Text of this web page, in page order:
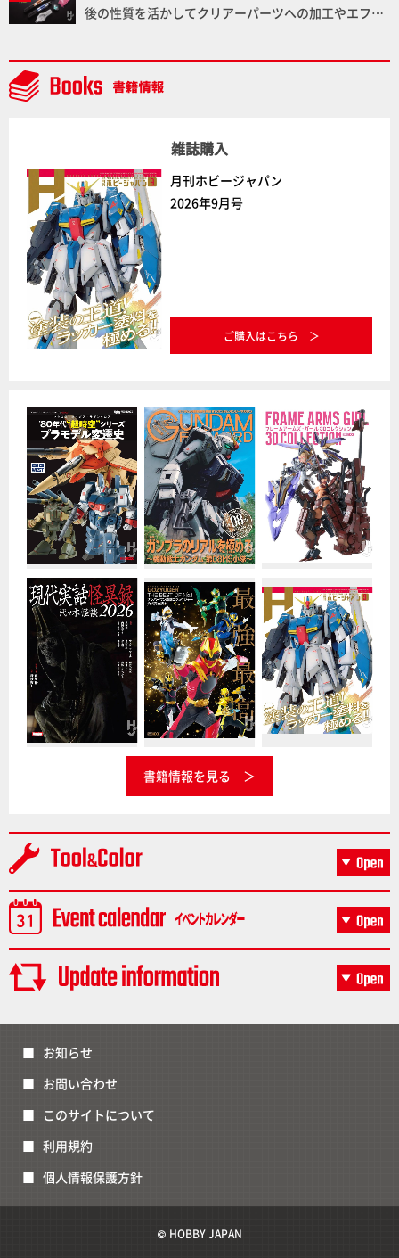
後の性質を活かしてクリアーパーツへの加工やエフェ
雑誌購入
月刊ホビージャパン
2026年9月号
ご購入はこちら
書籍情報を見る
お知らせ
お問い合わせ
このサイトについて
利用規約
個人情報保護方針
© HOBBY JAPAN